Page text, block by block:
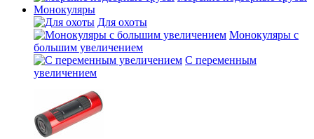
Монокуляры
Для охоты
Монокуляры с
большим увеличением
С переменным
увеличением